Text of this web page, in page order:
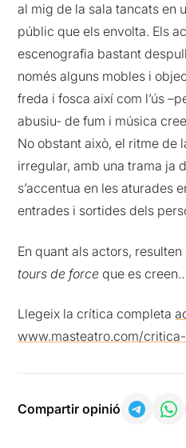
al mig de la sala tancats en
públic que els envolta. Els
escenografia bastant
només alguns mobles i
freda i fosca així com l’ús
abusiu- de fum i música
No obstant això, el ritme de
irregular, amb una trama ja
s’accentua en les aturades
entrades i sortides dels
En quant als actors,
tours de force que es
Llegeix la crítica completa
www.masteatro.com/
Compartir opinió